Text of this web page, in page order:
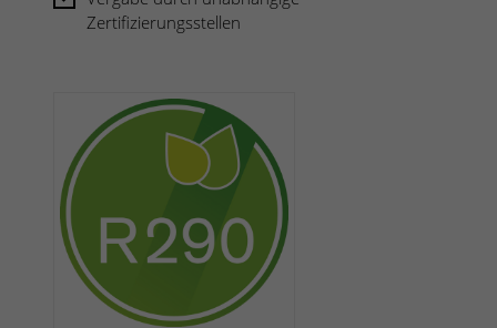
Zertifizierungsstellen